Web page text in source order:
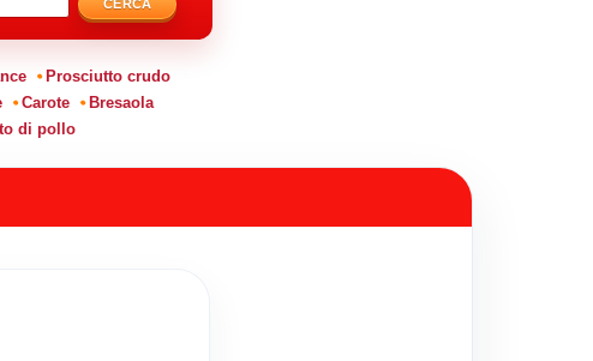
CERCA
Prosciutto crudo
Carote
Bresaola
di pollo